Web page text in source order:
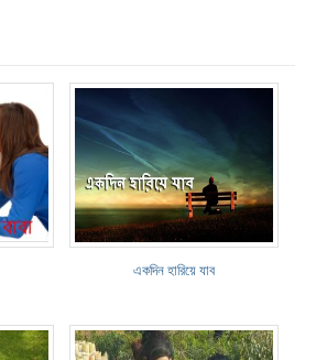
একদিন হারিয়ে যাব